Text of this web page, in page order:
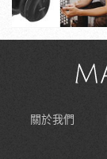
關於我們